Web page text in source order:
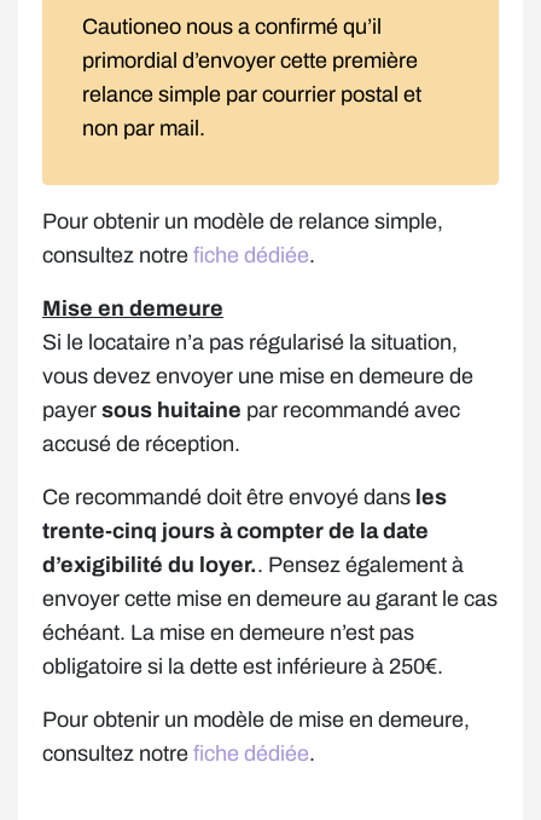
Cautioneo nous a confirmé qu’il
primordial d’envoyer cette première
relance simple par courrier postal et
non par mail.
Pour obtenir un modèle de relance simple,
consultez notre fiche dédiée.
Mise en demeure
Si le locataire n’a pas régularisé la situation,
vous devez envoyer une mise en demeure de
payer sous huitaine par recommandé avec
accusé de réception.
Ce recommandé doit être envoyé dans les
trente-cinq jours à compter de la date
d’exigibilité du loyer.. Pensez également à
envoyer cette mise en demeure au garant le cas
échéant. La mise en demeure n’est pas
obligatoire si la dette est inférieure à 250€.
Pour obtenir un modèle de mise en demeure,
consultez notre fiche dédiée.